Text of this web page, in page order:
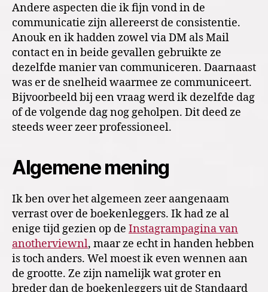
Andere aspecten die ik fijn vond in de
communicatie zijn allereerst de consistentie.
Anouk en ik hadden zowel via DM als Mail
contact en in beide gevallen gebruikte ze
dezelfde manier van communiceren. Daarnaast
was er de snelheid waarmee ze communiceert.
Bijvoorbeeld bij een vraag werd ik dezelfde dag
of de volgende dag nog geholpen. Dit deed ze
steeds weer zeer professioneel.
Algemene mening
Ik ben over het algemeen zeer aangenaam
verrast over de boekenleggers. Ik had ze al
enige tijd gezien op de Instagrampagina van
anotherviewnl, maar ze echt in handen hebben
is toch anders. Wel moest ik even wennen aan
de grootte. Ze zijn namelijk wat groter en
breder dan de boekenleggers uit de Standaard